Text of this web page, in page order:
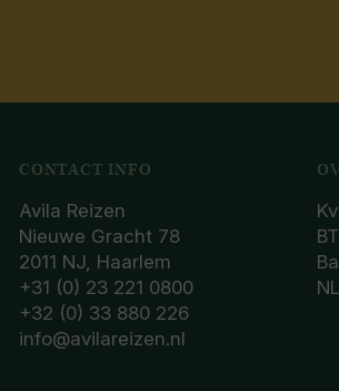
CONTACT INFO
Avila Reizen
Nieuwe Gracht 78
2011 NJ, Haarlem
+31 (0) 23 221 0800
+32 (0) 33 880 226
info@avilareizen.nl